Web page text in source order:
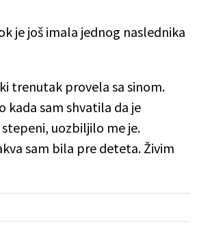
je još imala jednog naslednika
trenutak provela sa sinom.
kada sam shvatila da je
uozbiljilo me je.
sam bila pre deteta. Živim